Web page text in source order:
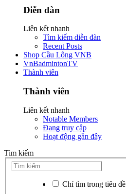
Diễn đàn
Liên kết nhanh
Tìm kiếm diễn đàn
Recent Posts
Shop Cầu Lông VNB
VnBadmintonTV
Thành viên
Thành viên
Liên kết nhanh
Notable Members
Đang truy cập
Hoạt động gần đây
Tìm kiếm
Chỉ tìm trong tiêu đề